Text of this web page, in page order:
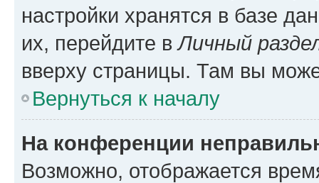
настройки хранятся в базе
их, перейдите вЛичный
вверху страницы. Там вы
Вернуться к началу
На конференции
Возможно, отображается